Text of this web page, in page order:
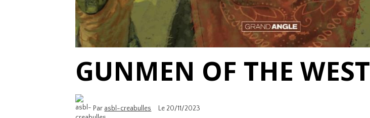
GUNMEN OF THE WEST
Par asbl-creabulles Le 20/11/2023